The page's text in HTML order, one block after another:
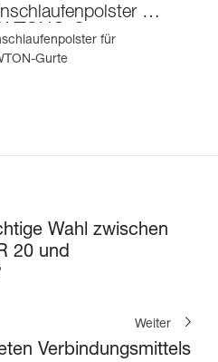
für
Gurtefür
Gurte
Wahl zwischen
20 und
Weiter
Verbindungsmittels